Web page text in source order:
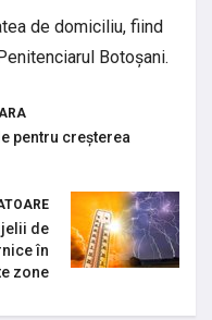
de domiciliu, fiind
Botoșani.
pentru creșterea
de
în
zone